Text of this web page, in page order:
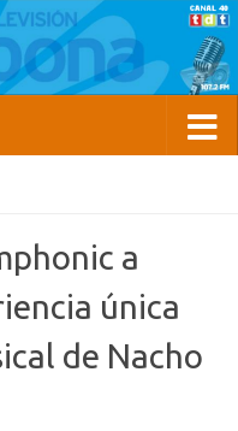
a
única
de Nacho